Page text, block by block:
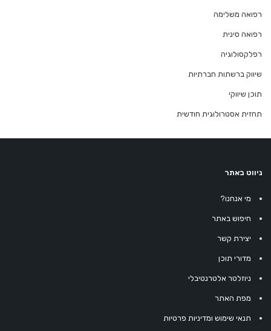
רפואה משלימה
רפואה סינית
רפלקסולוגיה
שיווק ברשתות חברתיות
תוכן שיווקי
תחזית אסטרולוגית חודשית
ניווט באתר
מי אנחנו?
חיפוש באתר
יצירת קשר
מדורי תוכן
ניוזלטר אלטרנטיבלי
מפת האתר
תנאי שימוש ומדיניות פרטיות